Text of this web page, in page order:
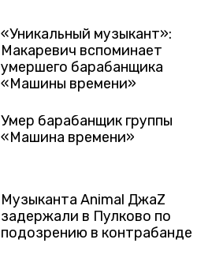
«Уникальный музыкант»:
Макаревич вспоминает
умершего барабанщика
«Машины времени»
Умер барабанщик группы
«Машина времени»
Музыканта Animal ДжаZ
задержали в Пулково по
подозрению в контрабанде